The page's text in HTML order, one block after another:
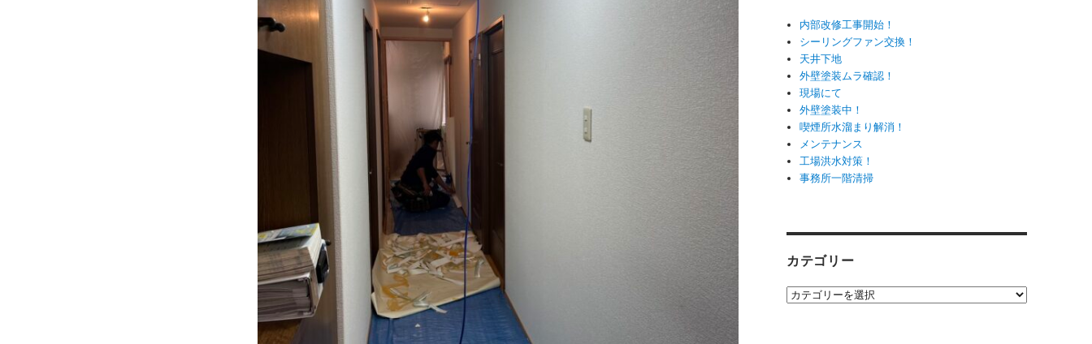
内部改修工事開始！
シーリングファン交換！
天井下地
外壁塗装ムラ確認！
現場にて
外壁塗装中！
喫煙所水溜まり解消！
メンテナンス
工場洪水対策！
事務所一階清掃
カテゴリー
カ